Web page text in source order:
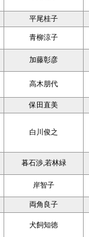
平尾桂子
青柳涼子
加藤彰彦
高木朋代
保田直美
白川俊之
暮石渉,若林緑
岸智子
両角良子
犬飼知徳